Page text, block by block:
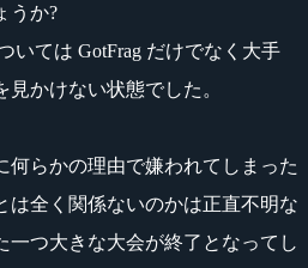
うか?
いては GotFrag だけでなく大手
かけない状態でした。
何らかの理由で嫌われてしまった
は全く関係ないのかは正直不明な
一つ大きな大会が終了となってし